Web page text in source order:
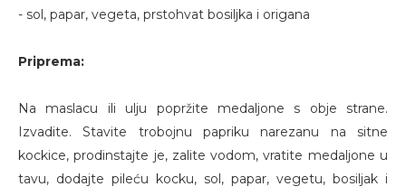
- sol, papar, vegeta, prstohvat bosiljka i origana
Priprema:
Na maslacu ili ulju popržite medaljone s obje strane.
Izvadite. Stavite trobojnu papriku narezanu na sitne
kockice, prodinstajte je, zalite vodom, vratite medaljone u
tavu, dodajte pileću kocku, sol, papar, vegetu, bosiljak i